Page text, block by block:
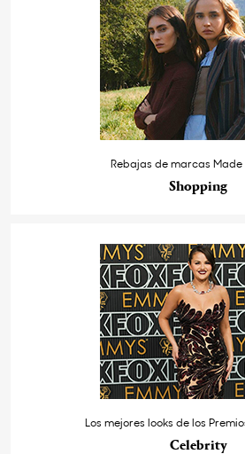
Rebajas de marcas Made
Shopping
Los mejores looks de los
Celebrity